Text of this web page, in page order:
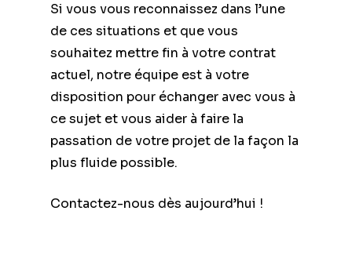
Si vous vous reconnaissez dans l’une
de ces situations et que vous
souhaitez mettre fin à votre contrat
actuel, notre équipe est à votre
disposition pour échanger avec vous à
ce sujet et vous aider à faire la
passation de votre projet de la façon la
plus fluide possible.
Contactez-nous dès aujourd’hui !